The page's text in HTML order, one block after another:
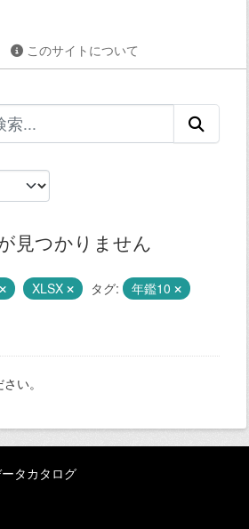
このサイトについて
見つかりません
XLSX タグ:
年鑑10
い。
タカタログ